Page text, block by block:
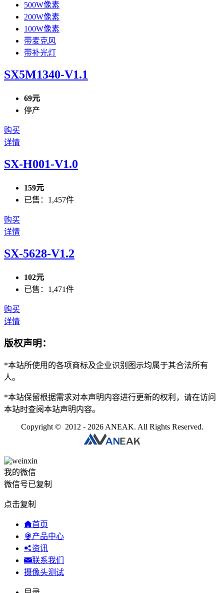
500W像素
200W像素
100W像素
带麦克风
带补光灯
SX5M1340-V1.1
69元
停产
购买
详情
SX-H001-V1.0
159元
已售：1,457件
购买
详情
SX-5628-V1.2
102元
已售：1,471件
购买
详情
版权声明：
*本站所使用的各项商标及企业识别图示均属于其合法所有
人。
*本站保留根据需求对本声明内容进行更新的权利，请在访问
本站时查阅本站声明内容。
Copyright © 2012 - 2026 ANEAK. All Rights Reserved.
我的微信
微信号已复制
点击复制
首页
产品中心
资讯
联系我们
摄像头测试